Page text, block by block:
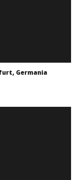
de spații
Germania